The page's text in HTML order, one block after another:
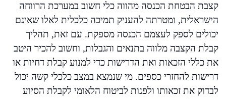
קצבת הבטחת הכנסה מהווה כלי חשוב במערכת הרווחה
הישראלית, ומטרתה להעניק תמיכה כלכלית לאלו שאינם
יכולים לספק לעצמם הכנסה מספקת. עם זאת, תהליך
קבלת הקצבה מלווה בתנאים והגבלות, וחשוב להכיר היטב
את כללי הזכאות ואת הדרישות כדי למנוע קבלת דחיות או
דרישות להחזרי כספים. מי שנמצא במצב כלכלי קשה יכול
לבדוק את זכאותו ולפנות לביטוח הלאומי לקבלת הסיוע